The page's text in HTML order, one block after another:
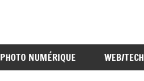
PHOTO NUMÉRIQUE WEB/TECH